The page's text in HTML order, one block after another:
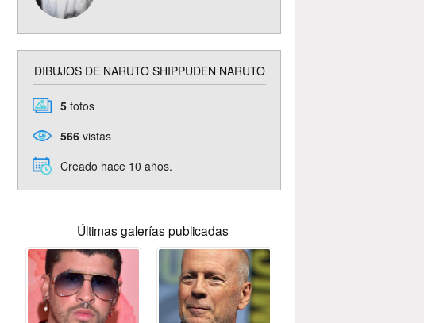
DIBUJOS DE NARUTO SHIPPUDEN NARUTO
5 fotos
566 vistas
Creado hace 10 años.
Últimas galerías publicadas